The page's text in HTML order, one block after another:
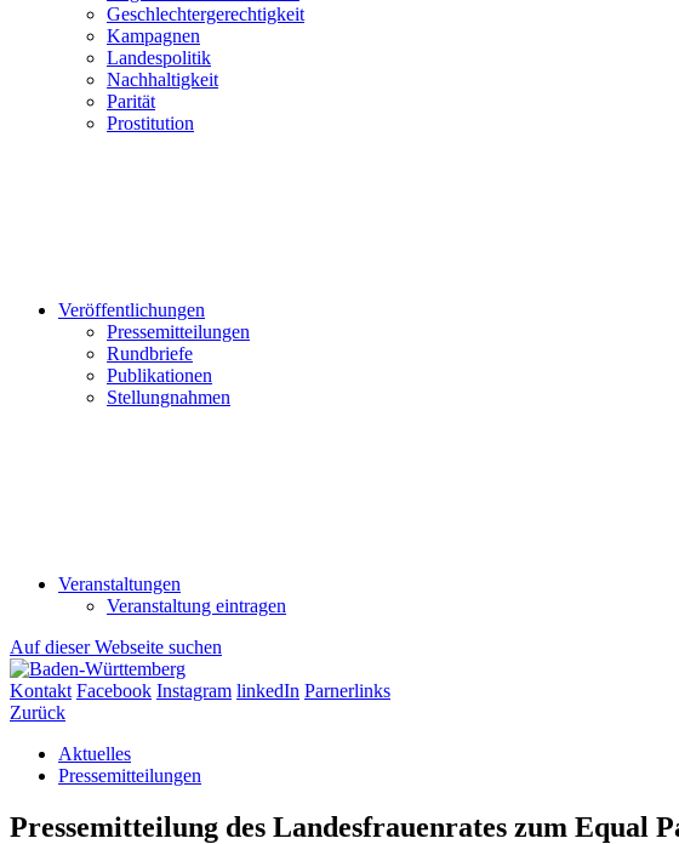
Geschlechtergerechtigkeit
Kampagnen
Landespolitik
Nachhaltigkeit
Parität
Prostitution
Veröffentlichungen
Pressemitteilungen
Rundbriefe
Publikationen
Stellungnahmen
Veranstaltungen
Veranstaltung eintragen
Auf dieser Webseite suchen
Kontakt Facebook Instagram linkedIn Parnerlinks
Zurück
Aktuelles
Pressemitteilungen
Pressemitteilung des Landesfrauenrates zum Equal